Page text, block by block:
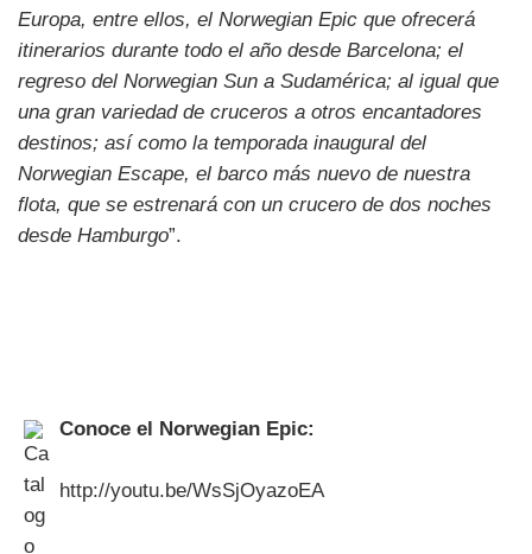
Europa, entre ellos, el Norwegian Epic que ofrecerá
itinerarios durante todo el año desde Barcelona; el
regreso del Norwegian Sun a Sudamérica; al igual que
una gran variedad de cruceros a otros encantadores
destinos; así como la temporada inaugural del
Norwegian Escape, el barco más nuevo de nuestra
flota, que se estrenará con un crucero de dos noches
desde Hamburgo”.
Conoce el Norwegian Epic:
http://youtu.be/WsSjOyazoEA